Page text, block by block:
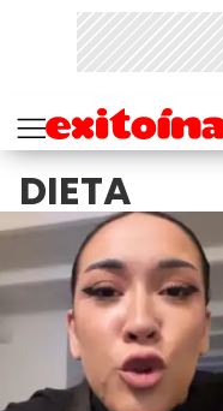
DIETA